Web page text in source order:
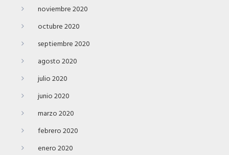
noviembre 2020
octubre 2020
septiembre 2020
agosto 2020
julio 2020
junio 2020
marzo 2020
febrero 2020
enero 2020